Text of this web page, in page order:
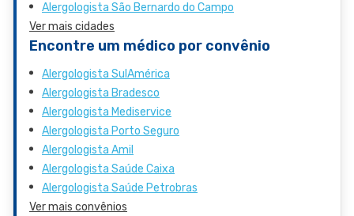
Alergologista São Bernardo do Campo
Ver mais cidades
Encontre um médico por convênio
Alergologista SulAmérica
Alergologista Bradesco
Alergologista Mediservice
Alergologista Porto Seguro
Alergologista Amil
Alergologista Saúde Caixa
Alergologista Saúde Petrobras
Ver mais convênios